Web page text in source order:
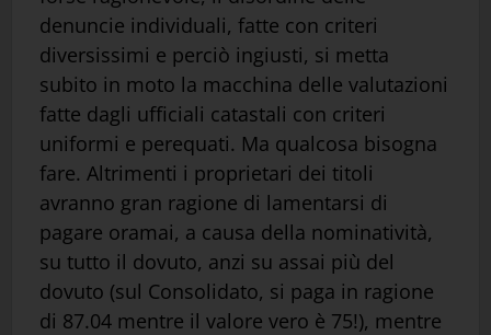
denuncie individuali, fatte con criteri
diversissimi e perciò ingiusti, si metta
subito in moto la macchina delle valutazioni
fatte dagli ufficiali catastali con criteri
uniformi e perequati. Ma qualcosa bisogna
fare. Altrimenti i proprietari dei titoli
avranno gran ragione di lamentarsi di
pagare oramai, a causa della nominatività,
su tutto il dovuto, anzi su assai più del
dovuto (sul Consolidato, si paga in ragione
di 87.04 mentre il valore vero è 75!), mentre